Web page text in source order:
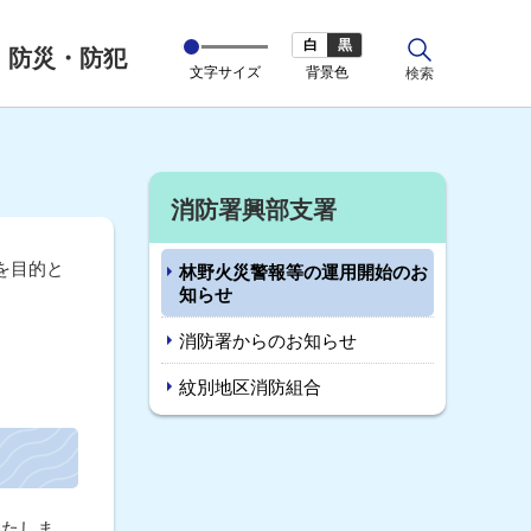
防災・防犯 文字サイズ 背景色
白 黒
ト
検索
目的と
サ
イ
ド
・
メ
ニ
消防署興部支署
林野火災警報等の運用開始のお
知らせ
消防署からのお知らせ
紋別地区消防組合